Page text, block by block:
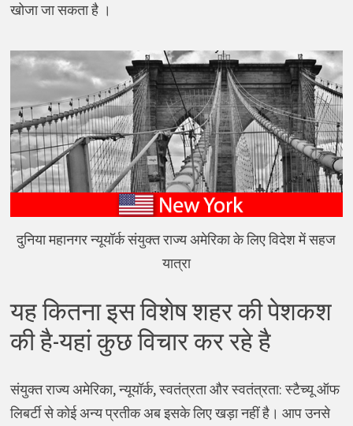
खोजा जा सकता है ।
दुनिया महानगर न्यूयॉर्क संयुक्त राज्य अमेरिका के लिए विदेश में सहज
यात्रा
यह कितना इस विशेष शहर की पेशकश
की है-यहां कुछ विचार कर रहे है
संयुक्त राज्य अमेरिका, न्यूयॉर्क, स्वतंत्रता और स्वतंत्रता: स्टैच्यू ऑफ
लिबर्टी से कोई अन्य प्रतीक अब इसके लिए खड़ा नहीं है। आप उनसे